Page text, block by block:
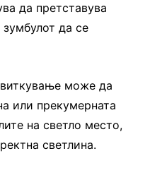
да претставува
да се
може да
или прекумерната
на светло место,
светлина.